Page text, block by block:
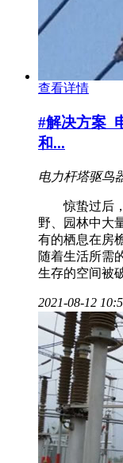
查看详情
#解决方案
和...
电力杆塔驱鸟
惊蛰过后，
野、园林中大
有的栖息在房
随着生活所需
生存的空间被
2021-08-12